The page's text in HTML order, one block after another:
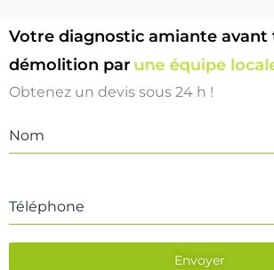
Votre diagnostic amiante avant
démolition par une équipe
Obtenez un devis sous 24 h !
Nom
Téléphone
Envoyer